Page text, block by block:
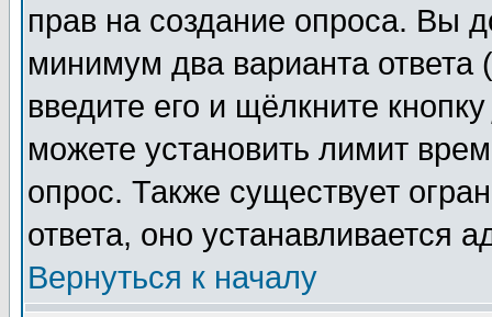
прав на создание опроса. Вы
минимум два варианта ответа
введите его и щёлкните
можете установить лимит
опрос. Также существует
ответа, оно устанавливается
Вернуться к началу